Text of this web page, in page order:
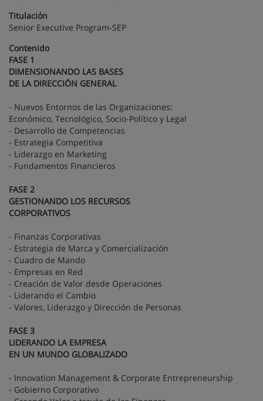
Titulación
Senior Executive Program-SEP
Contenido
FASE 1
DIMENSIONANDO LAS BASES
DE LA DIRECCIÓN GENERAL
- Nuevos Entornos de las Organizaciones:
Económico, Tecnológico, Socio-Político y Legal
- Desarrollo de Competencias
- Estrategia Competitiva
- Liderazgo en Marketing
- Fundamentos Financieros
FASE 2
GESTIONANDO LOS RECURSOS
CORPORATIVOS
- Finanzas Corporativas
- Estrategia de Marca y Comercialización
- Cuadro de Mando
- Empresas en Red
- Creación de Valor desde Operaciones
- Liderando el Cambio
- Valores, Liderazgo y Dirección de Personas
FASE 3
LIDERANDO LA EMPRESA
EN UN MUNDO GLOBALIZADO
- Innovation Management & Corporate Entrepreneurship
- Gobierno Corporativo